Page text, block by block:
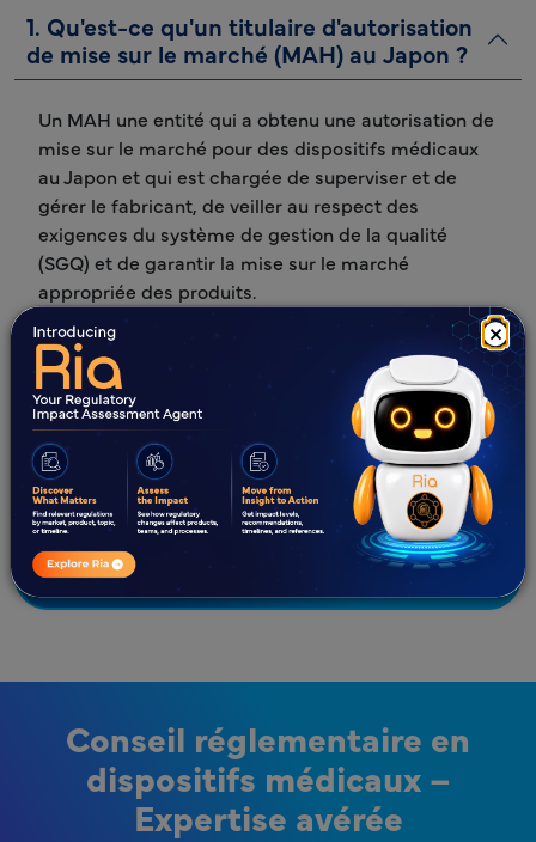
×
1. Qu'est-ce qu'un titulaire d'autorisation
de mise sur le marché (MAH) au Japon ?
Un MAH une entité qui a obtenu une autorisation de
mise sur le marché pour des dispositifs médicaux
au Japon et qui est chargée de superviser et de
gérer le fabricant, de veiller au respect des
exigences du système de gestion de la qualité
(SGQ) et de garantir la mise sur le marché
appropriée des produits.
2. Quel est le rôle du MAH?
3. Comment désigner MAH les dispositifs
médicaux ?
Réservez une réunion avec nos experts dès
Conseil réglementaire en
dispositifs médicaux –
Expertise avérée